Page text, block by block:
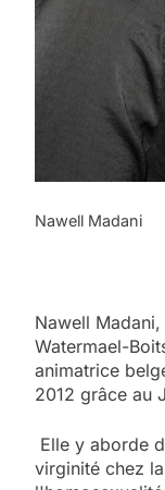
Nawell Madani
Nawell
Watermael-
animatrice
2012 grâce au
Elle y aborde
virginité chez